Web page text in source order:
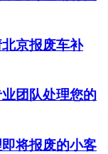
京报废车补
团队处理您的
将报废的小客